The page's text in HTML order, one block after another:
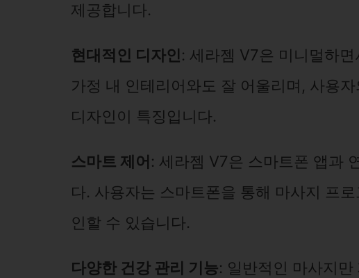
제공합니다.
현대적인 디자인: 세라젬 V7은 미니멀하
가정 내 인테리어와도 잘 어울리며, 사용
디자인이 특징입니다.
스마트 제어: 세라젬 V7은 스마트폰 앱과
다. 사용자는 스마트폰을 통해 마사지 프
인할 수 있습니다.
다양한 건강 관리 기능: 일반적인 마사지